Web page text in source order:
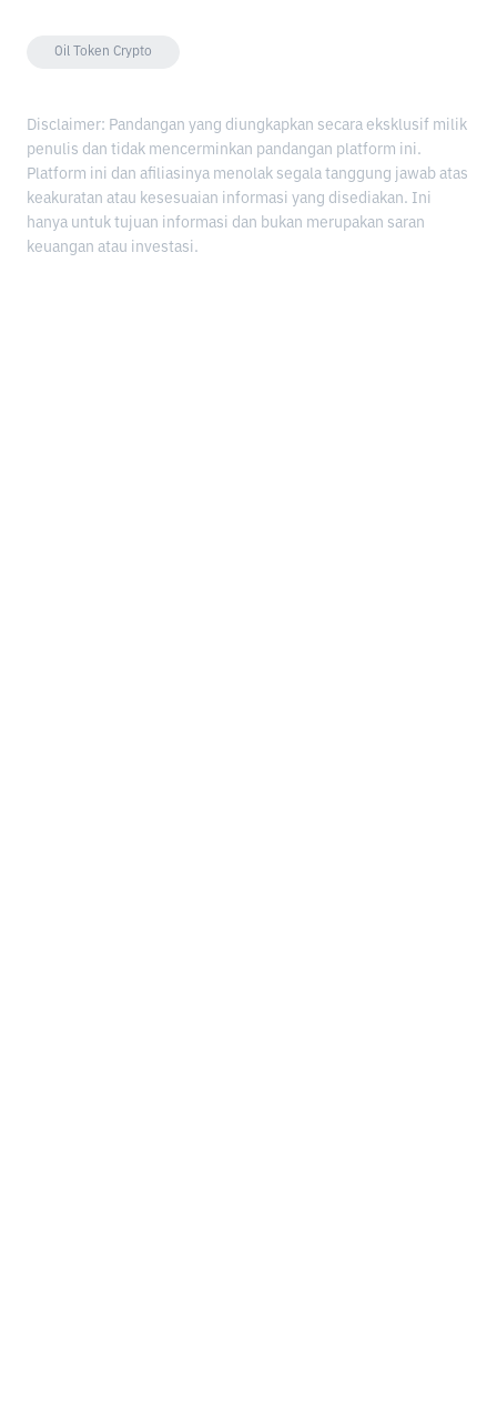
Oil Token Crypto
Disclaimer: Pandangan yang diungkapkan secara eksklusif milik
penulis dan tidak mencerminkan pandangan platform ini.
Platform ini dan afiliasinya menolak segala tanggung jawab atas
keakuratan atau kesesuaian informasi yang disediakan. Ini
hanya untuk tujuan informasi dan bukan merupakan saran
keuangan atau investasi.